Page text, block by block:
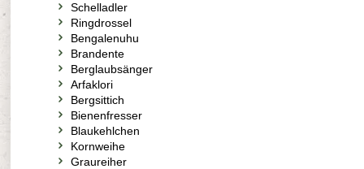
Schelladler
Ringdrossel
Bengalenuhu
Brandente
Berglaubsänger
Arfaklori
Bergsittich
Bienenfresser
Blaukehlchen
Kornweihe
Graureiher